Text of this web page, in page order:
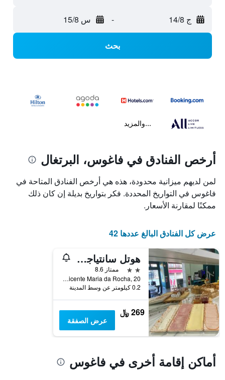
ج 14/8 - س 15/8
بحث
...والمزيد
أرخص الفنادق في فاغوس، البرتغال
لمن لديهم ميزانية محدودة، هذه هي أرخص الفنادق المتاحة في
فاغوس في التواريخ المحددة. فكر بتواريخ بديلة إن كان ذلك
ممكنًا لمقارنة الأسعار.
عرض كل الفنادق البالغ عددها 42
هوتل سانتياجو فاجوس
2 نجمتين
ممتاز 8.6
Rua Padre Vicente Maria da Rocha, 20, فاغوس, محافظة أفييرو, البرتغال
0.2 كيلومتر عن وسط المدينة
269 ﷼
عرض الصفقة
أماكن إقامة أخرى في فاغوس